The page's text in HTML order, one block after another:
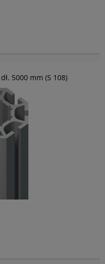
5000 mm (S 108)